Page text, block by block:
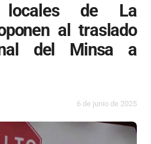
locales de La
al traslado
del Minsa a
6 de junio de 2025